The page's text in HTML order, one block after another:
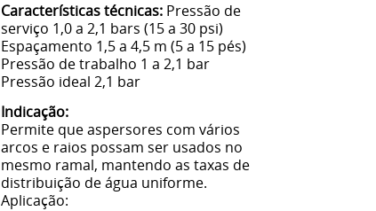
Características técnicas:Pressão de
serviço 1,0 a 2,1 bars (15 a 30 psi)
Espaçamento 1,5 a 4,5 m (5 a 15 pés)
Pressão de trabalho 1 a 2,1 bar
Pressão ideal 2,1 bar
Indicação:
Permite que aspersores com vários
arcos e raios possam ser usados no
mesmo ramal, mantendo as taxas de
distribuição de água uniforme.
Aplicação: